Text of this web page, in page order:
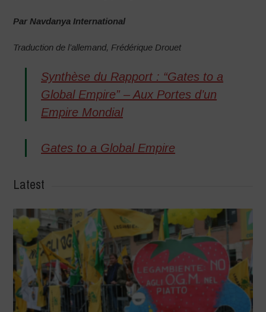
Par Navdanya International
Traduction de l’allemand, Frédérique Drouet
Synthèse du Rapport : “Gates to a
Global Empire” – Aux Portes d’un
Empire Mondial
Gates to a Global Empire
Latest